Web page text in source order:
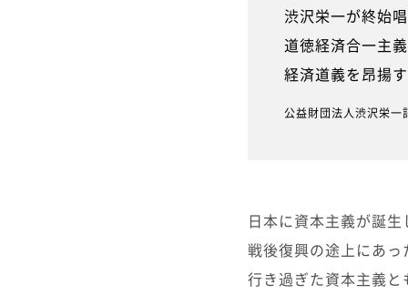
渋沢栄一が終始
道徳経済合一主
経済道義を昂揚
公益財団法人渋沢栄
日本に資本主義が誕
戦後復興の途上にあ
行き過ぎた資本主義